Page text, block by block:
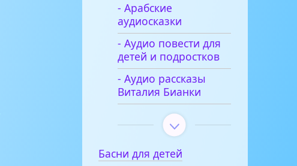
- Арабские
аудиосказки
- Аудио повести для
детей и подростков
- Аудио рассказы
Виталия Бианки
Басни для детей